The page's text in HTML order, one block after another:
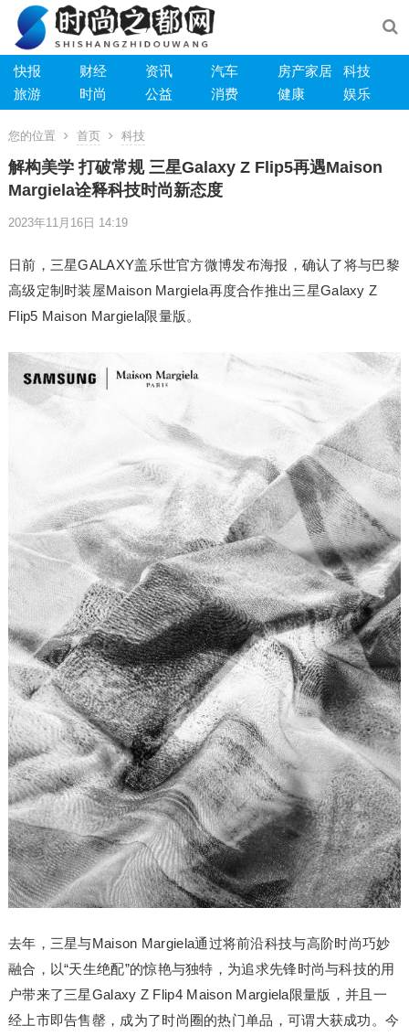
快报 财经 资讯 汽车 房产家居
科技
旅游
时尚 公益 消费 健康 娱乐
您的位置 首页 科技
解构美学 打破常规 三星Galaxy Z Flip5再遇Maison
Margiela诠释科技时尚新态度
2023年11月16日 14:19
日前，三星GALAXY盖乐世官方微博发布海报，确认了将与巴黎
高级定制时装屋Maison Margiela再度合作推出三星Galaxy Z
Flip5 Maison Margiela限量版。
去年，三星与Maison Margiela通过将前沿科技与高阶时尚巧妙
融合，以“天生绝配”的惊艳与独特，为追求先锋时尚与科技的用
户带来了三星Galaxy Z Flip4 Maison Margiela限量版，并且一
经上市即告售罄，成为了时尚圈的热门单品，可谓大获成功。今